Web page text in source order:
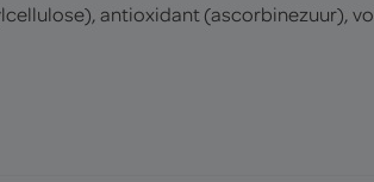
antioxidant (ascorbinezuur),